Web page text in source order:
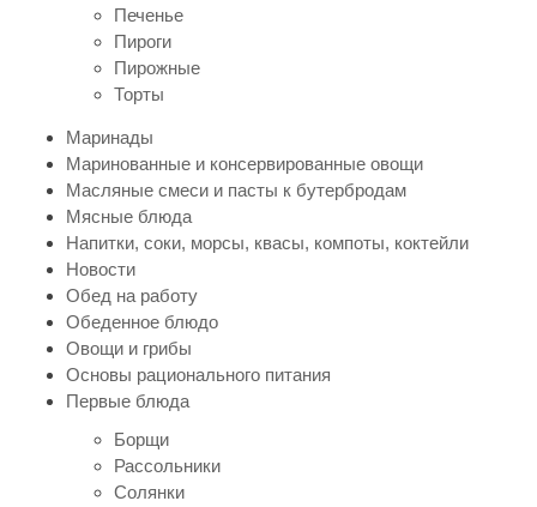
Печенье
Пироги
Пирожные
Торты
Маринады
Маринованные и консервированные овощи
Масляные смеси и пасты к бутербродам
Мясные блюда
Напитки, соки, морсы, квасы, компоты, коктейли
Новости
Обед на работу
Обеденное блюдо
Овощи и грибы
Основы рационального питания
Первые блюда
Борщи
Рассольники
Солянки